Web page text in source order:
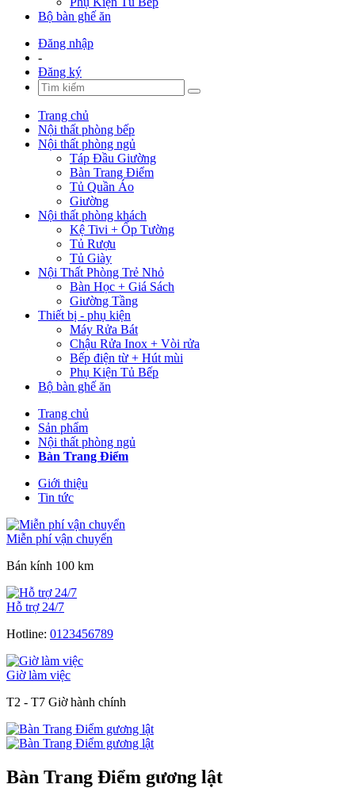
Bộ bàn ghế ăn
Đăng nhập
-
Đăng ký
Trang chủ
Nội thất phòng bếp
Nội thất phòng ngủ
Táp Đầu Giường
Bàn Trang Điểm
Tủ Quần Áo
Giường
Nội thất phòng khách
Kệ Tivi + Ốp Tường
Tủ Rượu
Tủ Giày
Nội Thất Phòng Trẻ Nhỏ
Bàn Học + Giá Sách
Giường Tầng
Thiết bị - phụ kiện
Máy Rửa Bát
Chậu Rửa Inox + Vòi rửa
Bếp điện từ + Hút mùi
Phụ Kiện Tủ Bếp
Bộ bàn ghế ăn
Trang chủ
Sản phẩm
Nội thất phòng ngủ
Bàn Trang Điểm
Giới thiệu
Tin tức
Miễn phí vận chuyển
Bán kính 100 km
Hỗ trợ 24/7
Hotline: 0123456789
Giờ làm việc
T2 - T7 Giờ hành chính
Bàn Trang Điểm gương lật